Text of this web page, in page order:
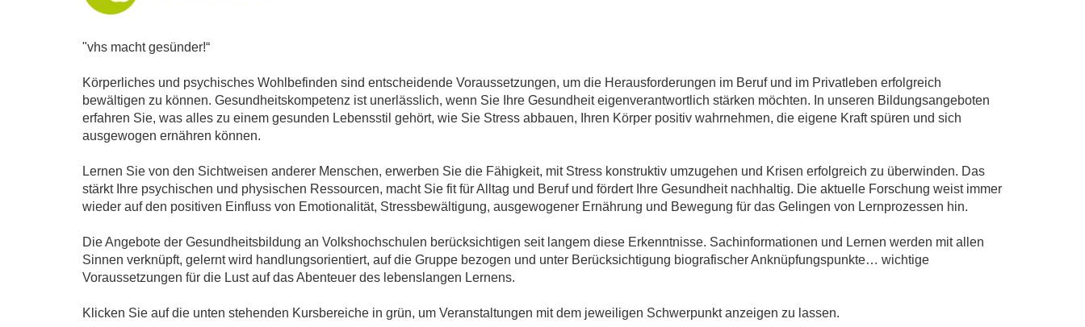
"vhs macht gesünder!“
Körperliches und psychisches Wohlbefinden sind entscheidende Voraussetzungen, um die Herausforderungen im Beruf und im Privatleben erfolgreich
bewältigen zu können. Gesundheitskompetenz ist unerlässlich, wenn Sie Ihre Gesundheit eigenverantwortlich stärken möchten. In unseren Bildungsangeboten
erfahren Sie, was alles zu einem gesunden Lebensstil gehört, wie Sie Stress abbauen, Ihren Körper positiv wahrnehmen, die eigene Kraft spüren und sich
ausgewogen ernähren können.
Lernen Sie von den Sichtweisen anderer Menschen, erwerben Sie die Fähigkeit, mit Stress konstruktiv umzugehen und Krisen erfolgreich zu überwinden. Das
stärkt Ihre psychischen und physischen Ressourcen, macht Sie fit für Alltag und Beruf und fördert Ihre Gesundheit nachhaltig. Die aktuelle Forschung weist immer
wieder auf den positiven Einfluss von Emotionalität, Stressbewältigung, ausgewogener Ernährung und Bewegung für das Gelingen von Lernprozessen hin.
Die Angebote der Gesundheitsbildung an Volkshochschulen berücksichtigen seit langem diese Erkenntnisse. Sachinformationen und Lernen werden mit allen
Sinnen verknüpft, gelernt wird handlungsorientiert, auf die Gruppe bezogen und unter Berücksichtigung biografischer Anknüpfungspunkte… wichtige
Voraussetzungen für die Lust auf das Abenteuer des lebenslangen Lernens.
Klicken Sie auf die unten stehenden Kursbereiche in grün, um Veranstaltungen mit dem jeweiligen Schwerpunkt anzeigen zu lassen.